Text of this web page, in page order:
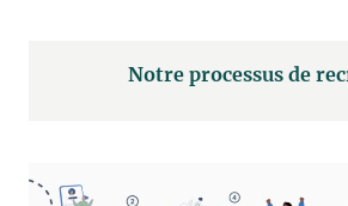
Notre processus de